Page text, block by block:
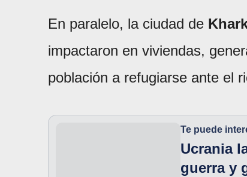
En paralelo, la ciudad de
impactaron en viviendas,
población a refugiarse ante el
Te puede
Ucrania
guerra y